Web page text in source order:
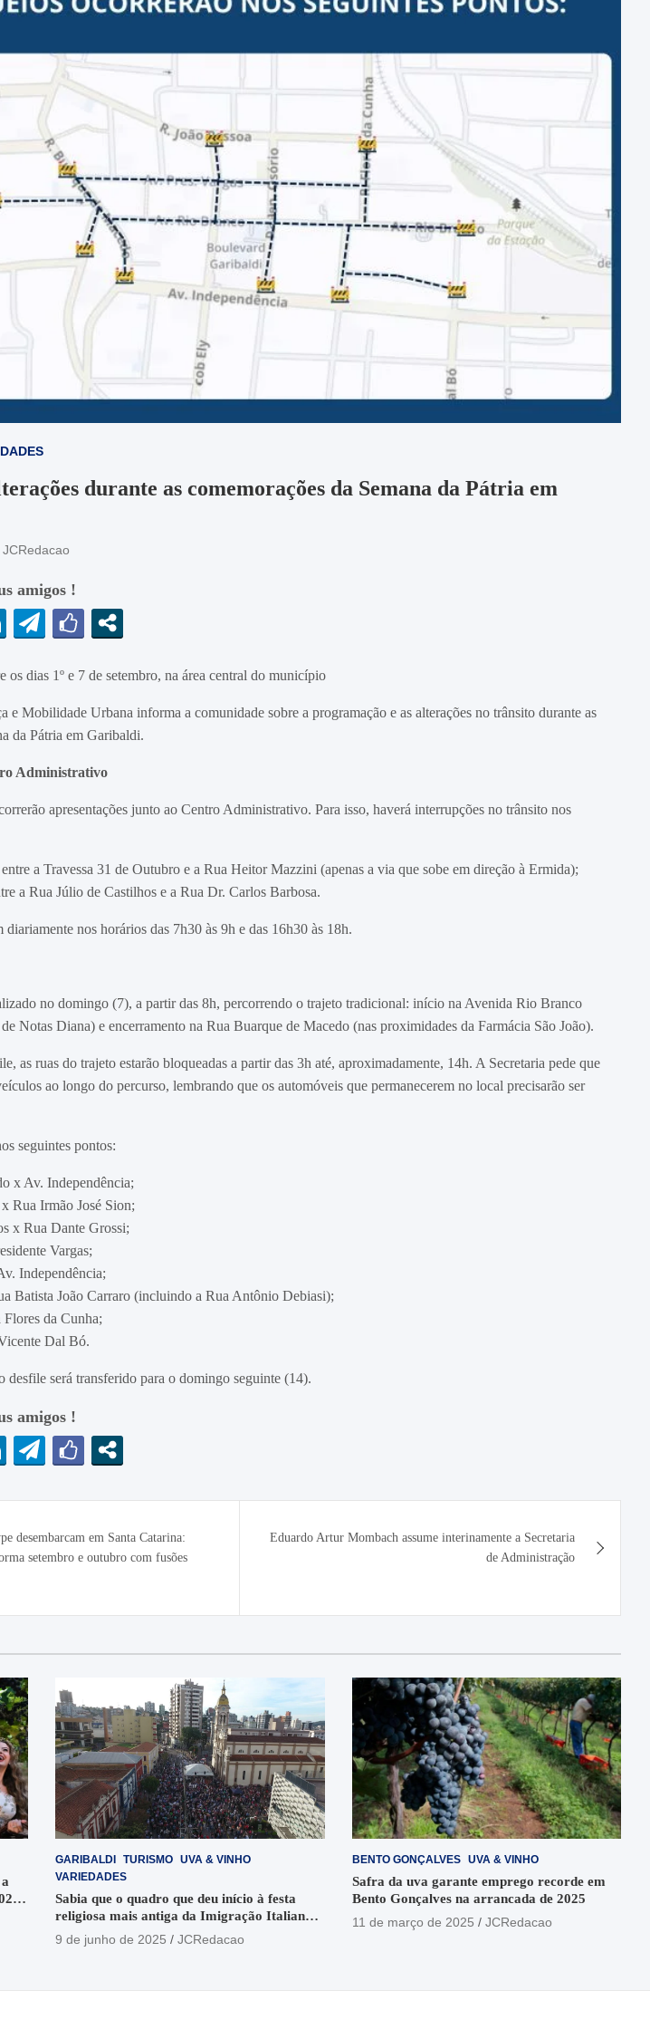
durante as comemorações da Semana da Pátria em
JCRedacao
amigos !
os dias 1º e 7 de setembro, na área central do município
e Mobilidade Urbana informa a comunidade sobre a programação e as alterações no trânsito durante as
da Pátria em Garibaldi.
Administrativo
apresentações junto ao Centro Administrativo. Para isso, haverá interrupções no trânsito nos
a Travessa 31 de Outubro e a Rua Heitor Mazzini (apenas a via que sobe em direção à Ermida);
a Rua Júlio de Castilhos e a Rua Dr. Carlos Barbosa.
diariamente nos horários das 7h30 às 9h e das 16h30 às 18h.
no domingo (7), a partir das 8h, percorrendo o trajeto tradicional: início na Avenida Rio Branco
Notas Diana) e encerramento na Rua Buarque de Macedo (nas proximidades da Farmácia São João).
as ruas do trajeto estarão bloqueadas a partir das 3h até, aproximadamente, 14h. A Secretaria pede que
ao longo do percurso, lembrando que os automóveis que permanecerem no local precisarão ser
seguintes pontos:
x Av. Independência;
Rua Irmão José Sion;
x Rua Dante Grossi;
Vargas;
Independência;
Batista João Carraro (incluindo a Rua Antônio Debiasi);
Flores da Cunha;
Dal Bó.
desfile será transferido para o domingo seguinte (14).
amigos !
desembarcam em Santa Catarina:
setembro e outubro com fusões
Eduardo Artur Mombach assume interinamente a Secretaria
de Administração
GARIBALDI TURISMO UVA & VINHO
VARIEDADES
Sabia que o quadro que deu início à festa
religiosa mais antiga da Imigração Italiana
está no Santuário Santo Antônio
9 de junho de 2025 JCRedacao
BENTO GONÇALVES UVA & VINHO
Safra da uva garante emprego recorde em
Bento Gonçalves na arrancada de 2025
11 de março de 2025
JCRedacao